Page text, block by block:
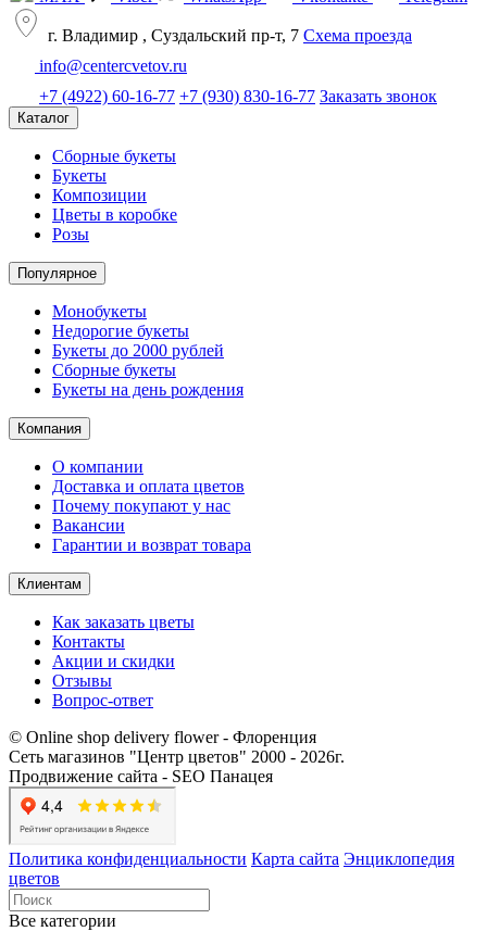
г. Владимир , Суздальский пр-т, 7 Cхема проезда
info@centercvetov.ru
+7 (4922) 60-16-77 +7 (930) 830-16-77 Заказать звонок
Каталог
Сборные букеты
Букеты
Композиции
Цветы в коробке
Розы
Популярное
Монобукеты
Недорогие букеты
Букеты до 2000 рублей
Сборные букеты
Букеты на день рождения
Компания
О компании
Доставка и оплата цветов
Почему покупают у нас
Вакансии
Гарантии и возврат товара
Клиентам
Как заказать цветы
Контакты​
Акции и скидки
Отзывы
Вопрос-ответ
© Online shop delivery flower - Флоренция
Сеть магазинов "Центр цветов" 2000 ‐ 2026г.
Продвижение сайта - SEO Панацея
Политика конфиденциальности Карта сайта Энциклопедия
цветов
Все категории